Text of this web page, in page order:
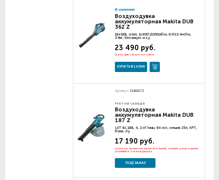
В наличии
Воздуходувка
аккумуляторная Makita DUB
362 Z
18+18В, Li-ion, 11400\21500об\м, 6.9\13.4м3\м,
3.9кг, без аккум. и з.у.
23 490 руб.
Цена при заказе на сайте
КУПИТЬ В 1 КЛИК
Артикул: DUB187Z
Нет на складе
Воздуходувка
аккумуляторная Makita DUB
187 Z
LXT BL 18В, 4, 2 м³/мин, 64 м/с, мешок 25л, XPT,
б\акк, з\у
17 190 руб.
Цена не является окончательной, точную цену и сроки
уточняйте у менеджера
ПОД ЗАКАЗ